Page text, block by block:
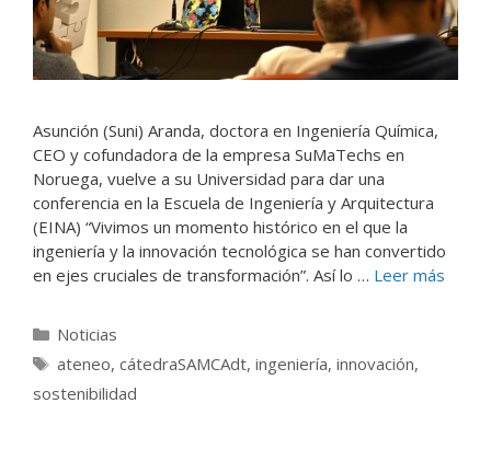
Asunción (Suni) Aranda, doctora en Ingeniería Química,
CEO y cofundadora de la empresa SuMaTechs en
Noruega, vuelve a su Universidad para dar una
conferencia en la Escuela de Ingeniería y Arquitectura
(EINA) “Vivimos un momento histórico en el que la
ingeniería y la innovación tecnológica se han convertido
en ejes cruciales de transformación”. Así lo … Leer más
Categorías
Noticias
Etiquetas
ateneo, cátedraSAMCAdt, ingeniería, innovación,
sostenibilidad